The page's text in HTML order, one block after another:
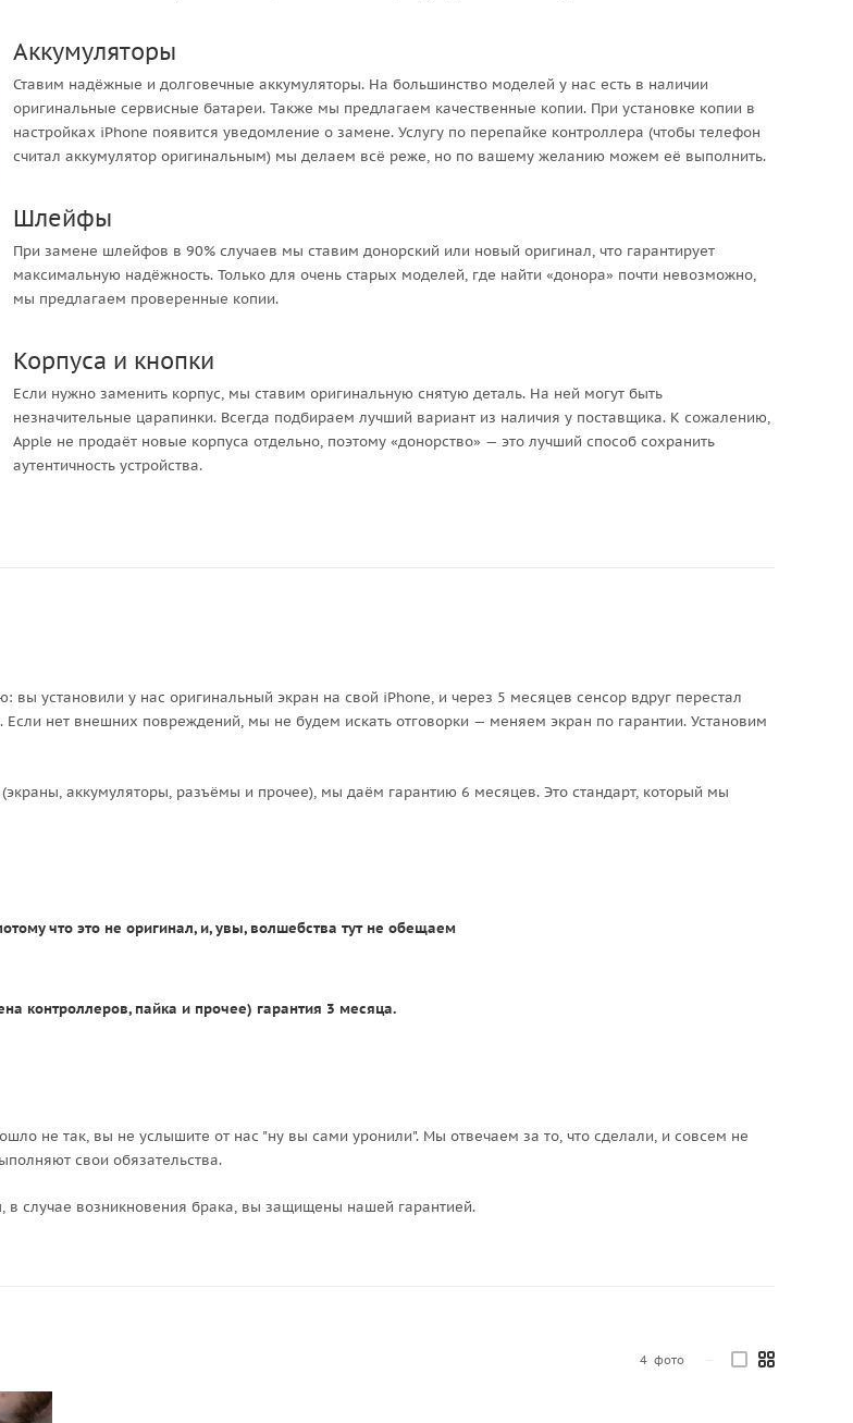
Аккумуляторы
Ставим надёжные и долговечные аккумуляторы. На большинство моделей у нас есть в наличии
оригинальные сервисные батареи. Также мы предлагаем качественные копии. При установке копии в
настройках iPhone появится уведомление о замене. Услугу по перепайке контроллера (чтобы телефон
считал аккумулятор оригинальным) мы делаем всё реже, но по вашему желанию можем её выполнить.
Шлейфы
При замене шлейфов в 90% случаев мы ставим донорский или новый оригинал, что гарантирует
максимальную надёжность. Только для очень старых моделей, где найти «донора» почти невозможно,
мы предлагаем проверенные копии.
Корпуса и кнопки
Если нужно заменить корпус, мы ставим оригинальную снятую деталь. На ней могут быть
незначительные царапинки. Всегда подбираем лучший вариант из наличия у поставщика. К сожалению,
Apple не продаёт новые корпуса отдельно, поэтому «донорство» — это лучший способ сохранить
аутентичность устройства.
установили у нас оригинальный экран на свой iPhone, и через 5 месяцев сенсор вдруг перестал
Если нет внешних повреждений, мы не будем искать отговорки — меняем экран по гарантии. Установим
аккумуляторы, разъёмы и прочее), мы даём гарантию 6 месяцев. Это стандарт, который мы
что это не оригинал, и, увы, волшебства тут не обещаем
контроллеров, пайка и прочее) гарантия 3 месяца.
не так, вы не услышите от нас "ну вы сами уронили". Мы отвечаем за то, что сделали, и совсем не
свои обязательства.
случае возникновения брака, вы защищены нашей гарантией.
4 фото